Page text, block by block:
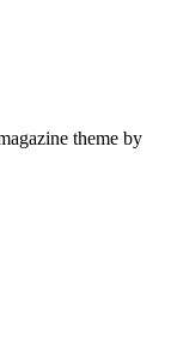
theme by